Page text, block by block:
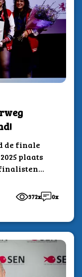
de finale
plaats
372x 0x